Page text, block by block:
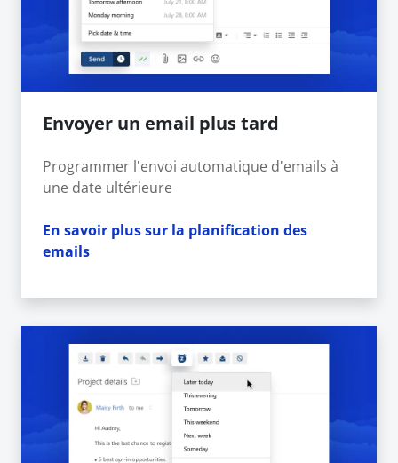
Envoyer un email plus tard
Programmer l'envoi automatique d'emails à
une date ultérieure
En savoir plus sur la planification des
emails